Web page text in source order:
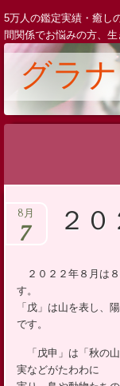
5万人の鑑定実績・癒し
間関係でお悩みの方、生
グラ
ン
テ
へ
ス
ッ
２
8月
7
２０２２年８月は
す。
「戊」は山を表し、
です。
「戊申」は「秋の
実などがたわわに